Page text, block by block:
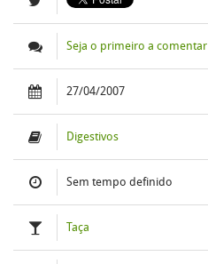
Seja o primeiro a comentar
27/04/2007
Digestivos
Sem tempo definido
Taça